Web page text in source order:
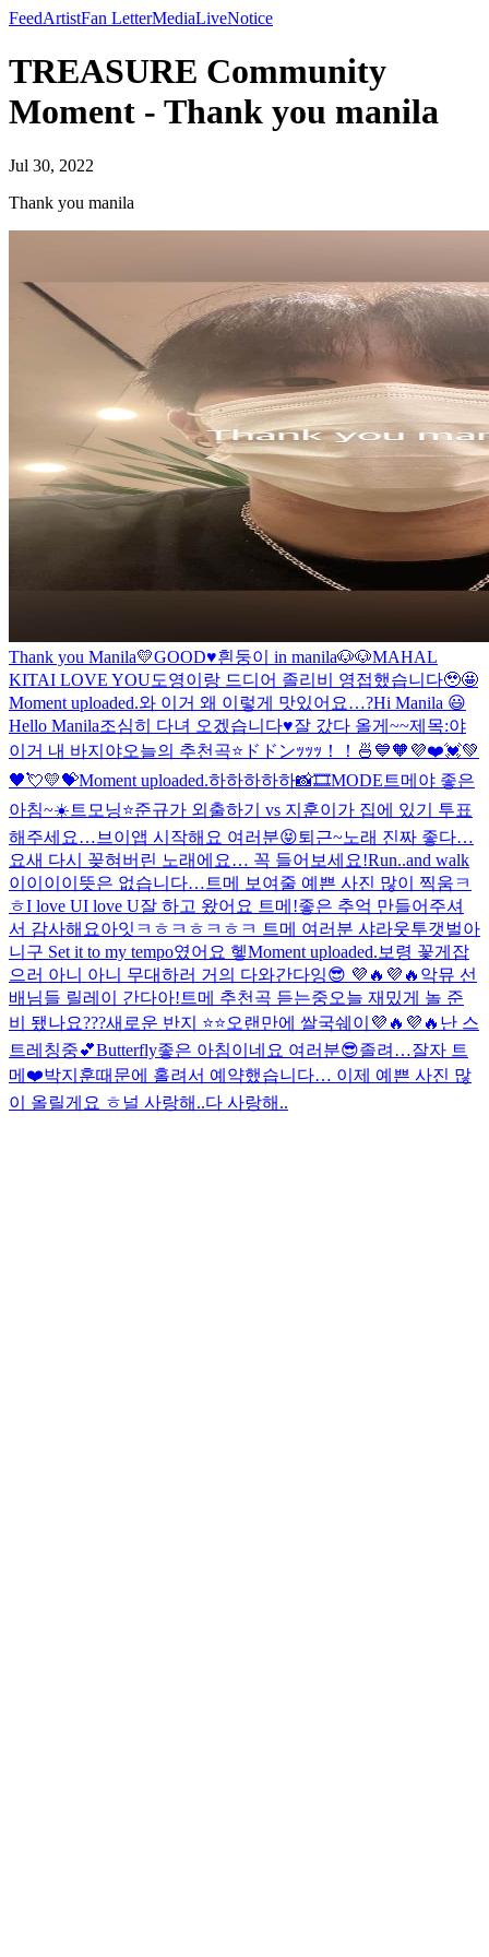
FeedArtistFan LetterMediaLiveNotice
TREASURE Community
Moment - Thank you manila
Jul 30, 2022
Thank you manila
Thank you Manila💛GOOD♥️흰둥이 in manila🐶🐶MAHAL
KITAI LOVE YOU도영이랑 드디어 졸리비 영접했습니다🥹🤩
Moment uploaded.와 이거 왜 이렇게 맛있어요…?Hi Manila 😃
Hello Manila조심히 다녀 오겠습니다♥️잘 갔다 올게~~제목:야
이거 내 바지야오늘의 추천곡⭐️ ドドンｯｯｯ！！🍜 💙🧡💜❤️💓💚
🖤💘💛💝Moment uploaded.하하하하하📸🎞MODE 트메야 좋은
아침~☀️ 트모닝⭐️준규가 외출하기 vs 지훈이가 집에 있기 투표
해주세요… 브이앱 시작해요 여러분😝퇴근~노래 진짜 좋다…
요새 다시 꽂혀버린 노래에요… 꼭 들어보세요!Run..and walk
이이이이뜻은 없습니다… 트메 보여줄 예쁜 사진 많이 찍움ㅋ
ㅎI love UI love U잘 하고 왔어요 트메!좋은 추억 만들어주셔
서 감사해요아잇ㅋㅎㅋㅎㅋㅎㅋ 트메 여러분 샤라웃투갯벌아
니구 Set it to my tempo였어요 헿Moment uploaded. 보령 꽃게잡
으러 아니 아니 무대하러 거의 다와간다잉😎 💜🔥💜🔥 악뮤 선
배님들 릴레이 간다아! 트메 추천곡 듣는중오늘 재밌게 놀 준
비 됐나요???새로운 반지 ⭐️⭐️오랜만에 쌀국쉐이💜🔥💜🔥 난 스
트레칭중💕Butterfly좋은 아침이네요 여러분😎졸려…잘자 트
메❤️박지훈때문에 홀려서 예약했습니다… 이제 예쁜 사진 많
이 올릴게요 ㅎ 널 사랑해..다 사랑해..